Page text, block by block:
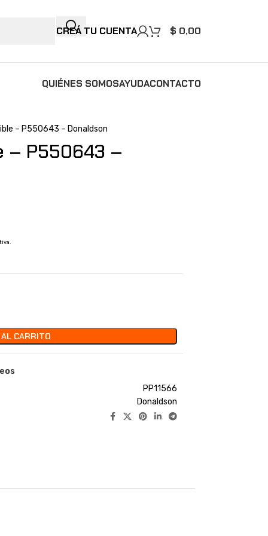
CREÁ TU CUENTA $ 0,00
QUIÉNES SOMOSAYUDACONTACTO
– P550643 – Donaldson
– P550643 –
CARRITO
PP11566
Donaldson